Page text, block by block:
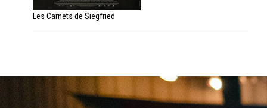
Les Carnets de Siegfried